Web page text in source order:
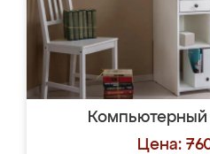
Компьютерный
Цена: